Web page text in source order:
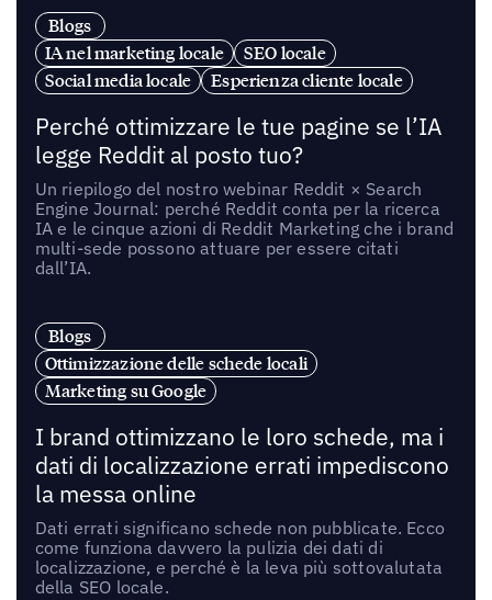
Blogs
IA nel marketing locale
SEO locale
Social media locale
Esperienza cliente locale
Perché ottimizzare le tue pagine se l’IA
legge Reddit al posto tuo?
Un riepilogo del nostro webinar Reddit × Search
Engine Journal: perché Reddit conta per la ricerca
IA e le cinque azioni di Reddit Marketing che i brand
multi-sede possono attuare per essere citati
dall’IA.
Blogs
Ottimizzazione delle schede locali
Marketing su Google
I brand ottimizzano le loro schede, ma i
dati di localizzazione errati impediscono
la messa online
Dati errati significano schede non pubblicate. Ecco
come funziona davvero la pulizia dei dati di
localizzazione, e perché è la leva più sottovalutata
della SEO locale.